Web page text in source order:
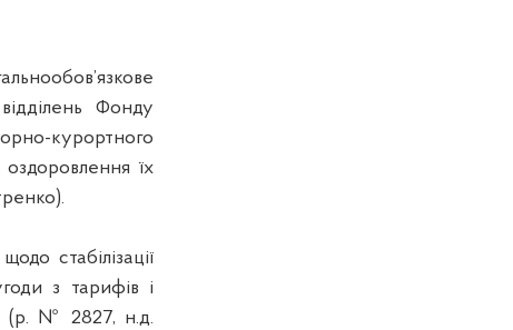
Фонду
курортного
оздоровлення їх
стабілізації
з тарифів і
(р. № 2827, н.д.